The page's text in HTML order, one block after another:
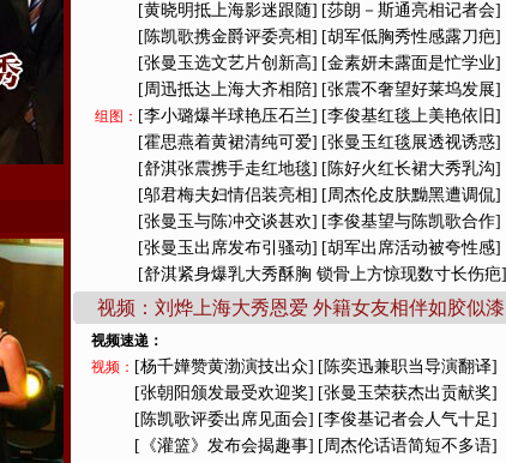
[黄晓明抵上海影迷跟随] [莎朗－斯通亮相记者会]
[陈凯歌携金爵评委亮相] [胡军低胸秀性感露刀疤]
[张曼玉选文艺片创新高] [金素妍未露面是忙学业]
[周迅抵达上海大齐相陪] [张震不奢望好莱坞发展]
组图： [李小璐爆半球艳压石兰] [李俊基红毯上美艳依旧]
[霍思燕着黄裙清纯可爱] [张曼玉红毯展透视诱惑]
[舒淇张震携手走红地毯] [陈好火红长裙大秀乳沟]
[邬君梅夫妇情侣装亮相] [周杰伦皮肤黝黑遭调侃]
[张曼玉与陈冲交谈甚欢] [李俊基望与陈凯歌合作]
[张曼玉出席发布引骚动] [胡军出席活动被夸性感]
[舒淇紧身爆乳大秀酥胸 锁骨上方惊现数寸长伤疤]
视频：刘烨上海大秀恩爱 外籍女友相伴如胶似漆
视频速递：
视频： [杨千嬅赞黄渤演技出众] [陈奕迅兼职当导演翻译]
[张朝阳颁发最受欢迎奖] [张曼玉荣获杰出贡献奖]
[陈凯歌评委出席见面会] [李俊基记者会人气十足]
[《灌篮》发布会揭趣事] [周杰伦话语简短不多语]